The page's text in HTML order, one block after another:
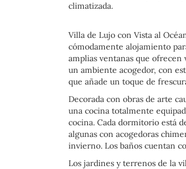
climatizada.
Villa de Lujo con Vista al
cómodamente alojamiento
amplias ventanas que ofrecen
un ambiente acogedor, con
que añade un toque de
Decorada con obras de arte
una cocina totalmente
cocina. Cada dormitorio está
algunas con acogedoras
invierno. Los baños cuentan
Los jardines y terrenos de la